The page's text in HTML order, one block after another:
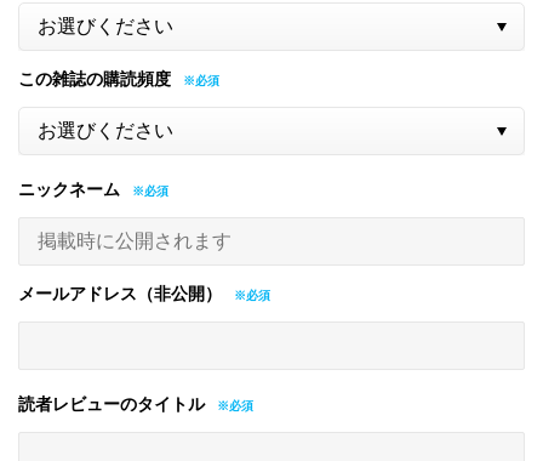
この雑誌の購読頻度
ニックネーム
メールアドレス（非公開）
読者レビューのタイトル